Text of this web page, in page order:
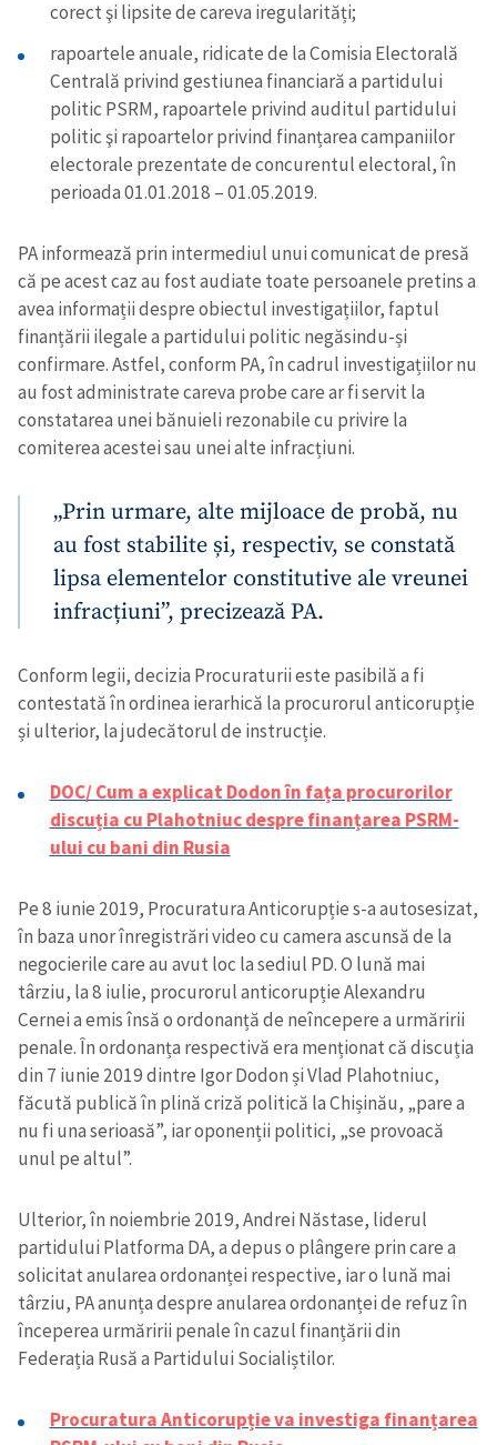
Trimite o informație
Despre ZdG
in English
на русском
corect şi lipsite de careva iregularități;
rapoartele anuale, ridicate de la Comisia Electorală
Centrală privind gestiunea financiară a partidului
politic PSRM, rapoartele privind auditul partidului
politic şi rapoartelor privind finanțarea campaniilor
electorale prezentate de concurentul electoral, în
perioada 01.01.2018 – 01.05.2019.
PA informează prin intermediul unui comunicat de presă
că pe acest caz au fost audiate toate persoanele pretins a
avea informații despre obiectul investigațiilor, faptul
finanțării ilegale a partidului politic negăsindu-și
confirmare. Astfel, conform PA, în cadrul investigațiilor nu
au fost administrate careva probe care ar fi servit la
constatarea unei bănuieli rezonabile cu privire la
comiterea acestei sau unei alte infracțiuni.
„Prin urmare, alte mijloace de probă, nu
au fost stabilite și, respectiv, se constată
lipsa elementelor constitutive ale vreunei
infracțiuni”, precizează PA.
Conform legii, decizia Procuraturii este pasibilă a fi
contestată în ordinea ierarhică la procurorul anticorupție
și ulterior, la judecătorul de instrucție.
DOC/ Cum a explicat Dodon în fața procurorilor
discuția cu Plahotniuc despre finanțarea PSRM-
ului cu bani din Rusia
Pe 8 iunie 2019, Procuratura Anticorupție s-a autosesizat,
în baza unor înregistrări video cu camera ascunsă de la
negocierile care au avut loc la sediul PD. O lună mai
târziu, la 8 iulie, procurorul anticorupție Alexandru
Cernei a emis însă o ordonanță de neîncepere a urmăririi
penale. În ordonanța respectivă era menționat că discuția
din 7 iunie 2019 dintre Igor Dodon și Vlad Plahotniuc,
făcută publică în plină criză politică la Chișinău, „pare a
nu fi una serioasă”, iar oponenții politici, „se provoacă
unul pe altul”.
Ulterior, în noiembrie 2019, Andrei Năstase, liderul
partidului Platforma DA, a depus o plângere prin care a
solicitat anularea ordonanței respective, iar o lună mai
târziu, PA anunța despre anularea ordonanței de refuz în
începerea urmăririi penale în cazul finanțării din
Federația Rusă a Partidului Socialiștilor.
Procuratura Anticorupție va investiga finanțarea